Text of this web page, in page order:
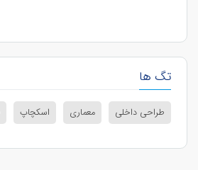
تگ ها
طراحی داخلی معماری اسکچاپ